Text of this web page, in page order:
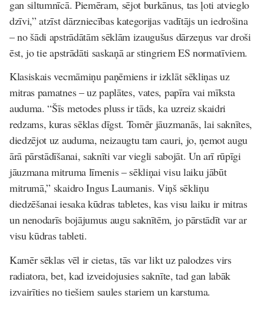
gan siltumnīcā. Piemēram, sējot burkānus, tas ļoti atvieglo
dzīvi,” atzīst dārzniecības kategorijas vadītājs un iedrošina
– no šādi apstrādātām sēklām izaugušus dārzeņus var droši
ēst, jo tie apstrādāti saskaņā ar stingriem ES normatīviem.
Klasiskais vecmāmiņu paņēmiens ir izklāt sēkliņas uz
mitras pamatnes – uz paplātes, vates, papīra vai mīksta
auduma. “Šīs metodes pluss ir tāds, ka uzreiz skaidri
redzams, kuras sēklas dīgst. Tomēr jāuzmanās, lai saknītes,
diedzējot uz auduma, neizaugtu tam cauri, jo, ņemot augu
ārā pārstādīšanai, saknīti var viegli sabojāt. Un arī rūpīgi
jāuzmana mitruma līmenis – sēkliņai visu laiku jābūt
mitrumā,” skaidro Ingus Laumanis. Viņš sēkliņu
diedzēšanai iesaka kūdras tabletes, kas visu laiku ir mitras
un nenodarīs bojājumus augu saknītēm, jo pārstādīt var ar
visu kūdras tableti.
Kamēr sēklas vēl ir cietas, tās var likt uz palodzes virs
radiatora, bet, kad izveidojusies saknīte, tad gan labāk
izvairīties no tiešiem saules stariem un karstuma.